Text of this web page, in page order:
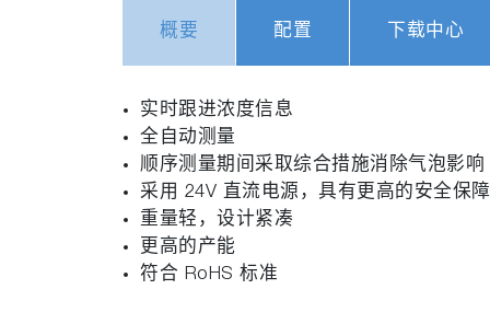
概要 配置 下载中心
实时跟进浓度信息
全自动测量
顺序测量期间采取综合措施消除气泡影响
采用 24V 直流电源，具有更高的安全保障
重量轻，设计紧凑
更高的产能
符合 RoHS 标准